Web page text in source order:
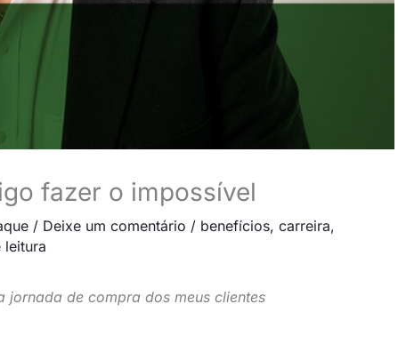
fazer o impossível
/ Deixe um comentário / benefícios, carreira,
leitura
jornada de compra dos meus clientes